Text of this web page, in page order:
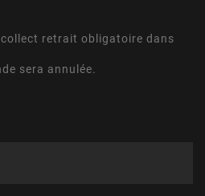
collect retrait obligatoire dans
sera annulée.